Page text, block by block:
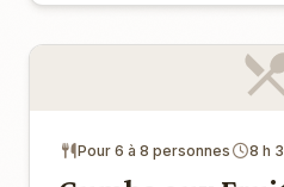
Pour 6 à 8 personnes 8 h